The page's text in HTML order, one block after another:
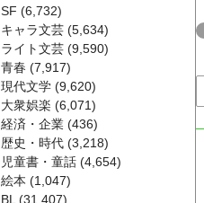
SF (6,732)
キャラ文芸 (5,634)
ライト文芸 (9,590)
青春 (7,917)
現代文学 (9,620)
大衆娯楽 (6,071)
経済・企業 (436)
歴史・時代 (3,218)
児童書・童話 (4,654)
絵本 (1,047)
BL (31,407)